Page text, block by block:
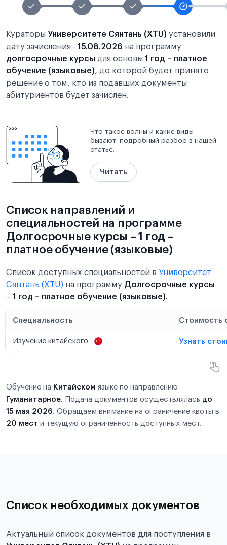
Кураторы Университете Сянтань (XTU) установили
дату зачисления - 15.08.2026 на программу
долгосрочные курсы для основы 1 год – платное
обучение (языковые), до которой будет принято
решение о том, кто из подавших документы
абитуриентов будет зачислен.
Что такое волны и какие виды
бывают: подробный разбор в нашей
статье.
Читать
Список направлений и
специальностей на программе
Долгосрочные курсы – 1 год –
платное обучение (языковые)
Список доступных специальностей в Университет
Сянтань (XTU) на программу Долгосрочные курсы
– 1 год – платное обучение (языковые).
Специальность Стоимость
Изучение китайского Узнать
Обучение на Китайском языке по направлению
Гуманитарное. Подача документов осуществлялась до
15 мая 2026. Обращаем внимание на ограничение квоты в
20 мест и текущую ограниченность доступных мест.
Список необходимых документов
Актуальный список документов для поступления в